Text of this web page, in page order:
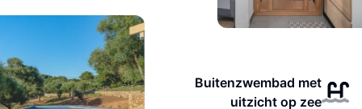
Buitenzwembad met
uitzicht op zee